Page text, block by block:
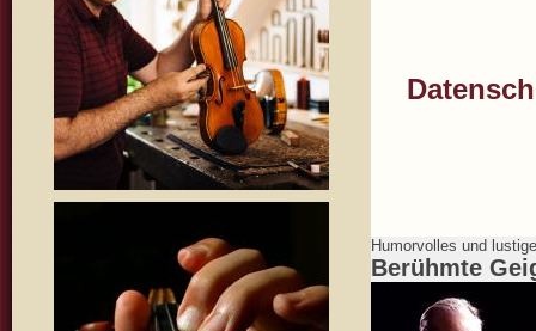
Humorvolles und
Berühmte